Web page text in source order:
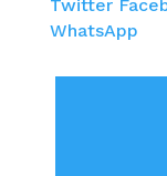
Twitter
WhatsApp